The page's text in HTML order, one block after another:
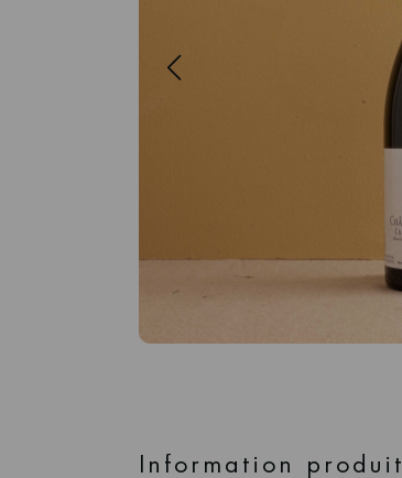
Information produit